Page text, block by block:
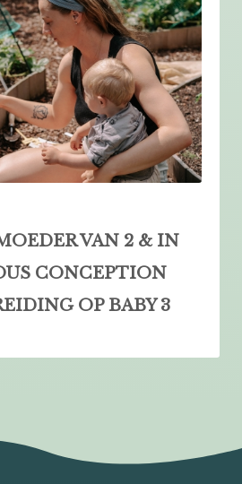
VAN 2 & IN
CONCEPTION
OP BABY 3